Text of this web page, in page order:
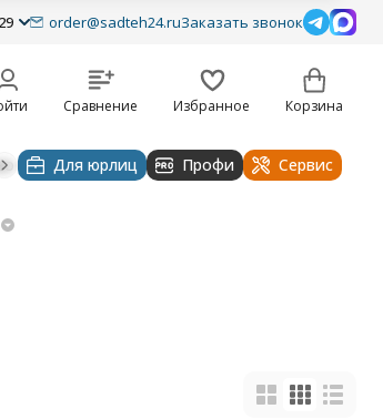
order@sadteh24.ruЗаказать звонок
Сравнение Избранное Корзина
husqvarna Тракторы и райдеры
Для юрлиц Профи Сервис